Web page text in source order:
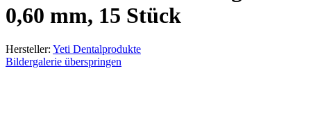
0,60 mm, 15 Stück
Hersteller: Yeti Dentalprodukte
Bildergalerie überspringen